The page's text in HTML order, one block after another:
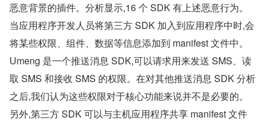
恶意背景的插件。分析显示,16 个 SDK 有上述恶意行为。
当应用程序开发人员将第三方 SDK 加入到应用程序中时,会
将某些权限、组件、数据等信息添加到 manifest 文件中。
Umeng 是一个推送消息 SDK,可以请求用来发送 SMS、读
取 SMS 和接收 SMS 的权限。在对其他推送消息 SDK 分析
之后,我们认为这些权限对于核心功能来说并不是必要的。
另外,第三方 SDK 可以与主机应用程序共享 manifest 文件